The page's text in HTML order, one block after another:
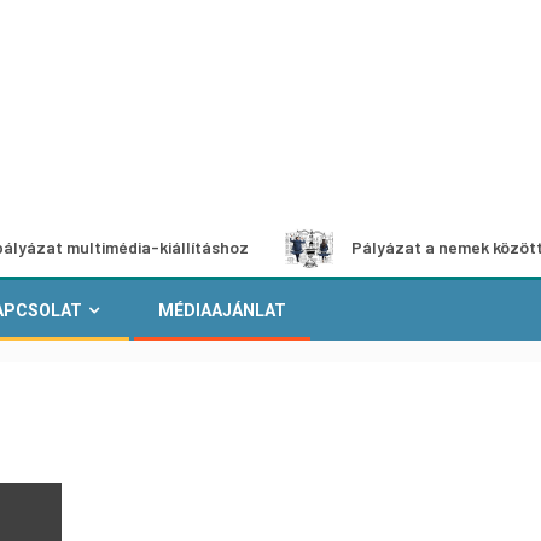
kiállításhoz Pályázat a nemek közötti
MÉDIAAJÁNLAT